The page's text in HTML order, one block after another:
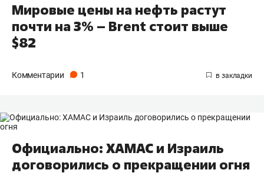
Мировые цены на нефть растут
почти на 3% – Brent стоит выше
$82
Комментарии 1
Официально: ХАМАС и Израиль
договорились о прекращении огня